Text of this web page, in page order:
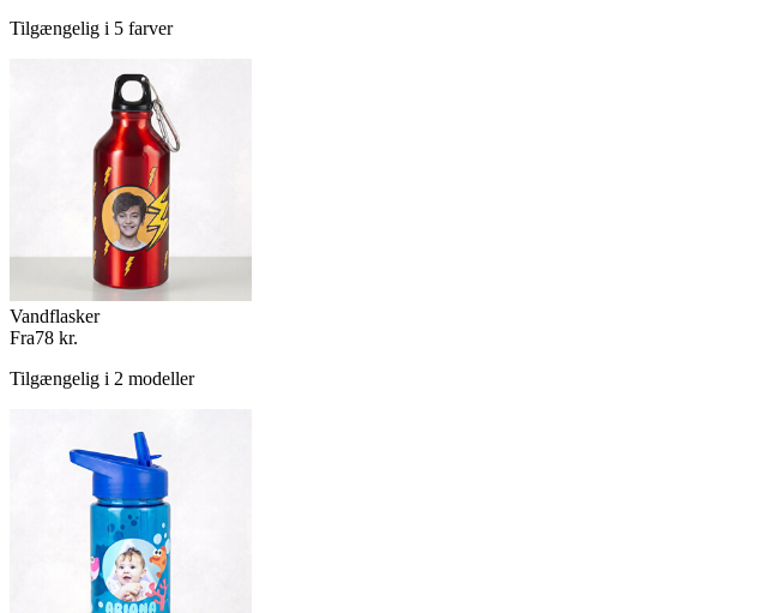
Tilgængelig i 5 farver
Vandflasker
Fra78 kr.
Tilgængelig i 2 modeller